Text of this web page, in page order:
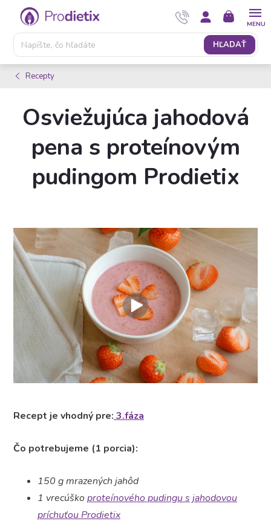
Prejsť
obsah
HĽADAŤ
NÁKUPNÝ
KOŠÍK
Recepty
Osviežujúca jahodová
pena s proteínovým
pudingom Prodietix
Recept je vhodný pre: 3.fáza
Čo potrebujeme (1 porcia):
150 g mrazených jahôd
1 vrecúškoproteínového pudingu s jahodovou
príchuťou Prodietix